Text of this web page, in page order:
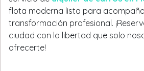
flota moderna lista para
transformación profesional.
ciudad con la libertad que solo
ofrecerte!